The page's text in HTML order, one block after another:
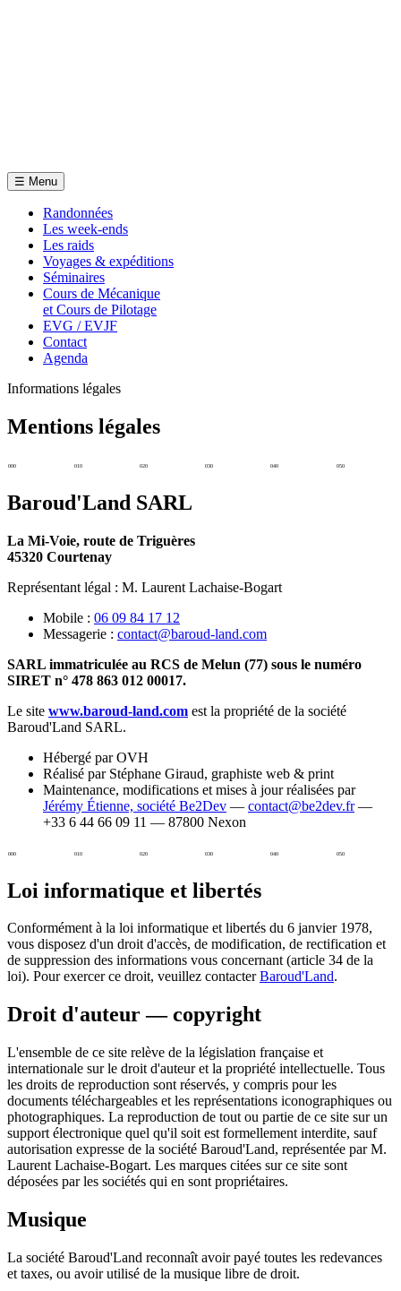
☰ Menu
Randonnées
Les week-ends
Les raids
Voyages & expéditions
Séminaires
Cours de Mécanique
et Cours de Pilotage
EVG / EVJF
Contact
Agenda
Informations légales
Mentions légales
000 010 020 030 040 050
Baroud'Land SARL
La Mi-Voie, route de Triguères
45320 Courtenay
Représentant légal : M. Laurent Lachaise-Bogart
Mobile : 06 09 84 17 12
Messagerie : contact@baroud-land.com
SARL immatriculée au RCS de Melun (77) sous le numéro
SIRET n° 478 863 012 00017.
Le site www.baroud-land.com est la propriété de la société
Baroud'Land SARL.
Hébergé par OVH
Réalisé par Stéphane Giraud, graphiste web & print
Maintenance, modifications et mises à jour réalisées par
Jérémy Étienne, société Be2Dev — contact@be2dev.fr—
+33 6 44 66 09 11 — 87800 Nexon
000 010 020 030 040 050
Loi informatique et libertés
Conformément à la loi informatique et libertés du 6 janvier 1978,
vous disposez d'un droit d'accès, de modification, de rectification et
de suppression des informations vous concernant (article 34 de la
loi). Pour exercer ce droit, veuillez contacterBaroud'Land.
Droit d'auteur — copyright
L'ensemble de ce site relève de la législation française et
internationale sur le droit d'auteur et la propriété intellectuelle. Tous
les droits de reproduction sont réservés, y compris pour les
documents téléchargeables et les représentations iconographiques ou
photographiques. La reproduction de tout ou partie de ce site sur un
support électronique quel qu'il soit est formellement interdite, sauf
autorisation expresse de la société Baroud'Land, représentée par M.
Laurent Lachaise-Bogart. Les marques citées sur ce site sont
déposées par les sociétés qui en sont propriétaires.
Musique
La société Baroud'Land reconnaît avoir payé toutes les redevances
et taxes, ou avoir utilisé de la musique libre de droit.